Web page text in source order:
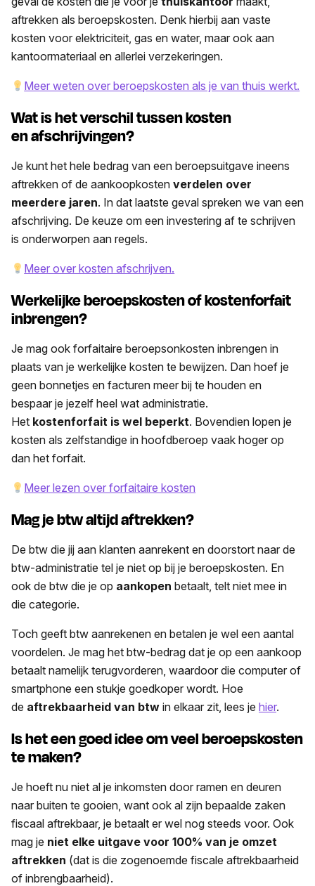
aftrekken als beroepskosten. Denk hierbij aan vaste
kosten voor elektriciteit, gas en water, maar ook aan
kantoormateriaal en allerlei verzekeringen.
Meer weten over beroepskosten als je van thuis werkt.
Wat is het verschil tussen kosten
enafschrijvingen?
Je kunt het hele bedrag van een beroepsuitgave ineens
aftrekken of de aankoopkosten verdelen over
meerdere jaren. In dat laatste geval spreken we van een
afschrijving. De keuze om een investering af te schrijven
is onderworpen aan regels.
Meer over kosten afschrijven.
Werkelijke beroepskosten of kostenforfait
inbrengen?
Je mag ook forfaitaire beroepsonkosten inbrengen in
plaats van je werkelijke kosten te bewijzen. Dan hoef je
geen bonnetjes en facturen meer bij te houden en
bespaar je jezelf heel wat administratie.
Het kostenforfait is wel beperkt. Bovendien lopen je
kosten als zelfstandige in hoofdberoep vaak hoger op
dan het forfait.
Meer lezen over forfaitaire kosten
Mag jebtwaltijdaftrekken?
De btw die jij aan klanten aanrekent en doorstort naar de
btw-administratie tel je niet op bij je beroepskosten. En
ook de btw die je op aankopen betaalt, telt niet mee in
die categorie.
Toch geeft btw aanrekenen en betalen je wel een aantal
voordelen. Je mag het btw-bedrag dat je op een aankoop
betaalt namelijk terugvorderen, waardoor die computer of
smartphone een stukje goedkoper wordt. Hoe
de aftrekbaarheid van btw in elkaar zit, lees je hier.
Is het een goed idee om veel beroepskosten
te maken?
Je hoeft nu niet al je inkomsten door ramen en deuren
naar buiten te gooien, want ook al zijn bepaalde zaken
fiscaal aftrekbaar, je betaalt er wel nog steeds voor. Ook
mag je niet elke uitgave voor 100% van je omzet
aftrekken (dat is die zogenoemde fiscale aftrekbaarheid
of inbrengbaarheid).